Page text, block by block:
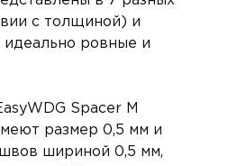
с толщиной) и
идеально ровные и
Spacer M
размер 0,5 мм и
шириной 0,5 мм,